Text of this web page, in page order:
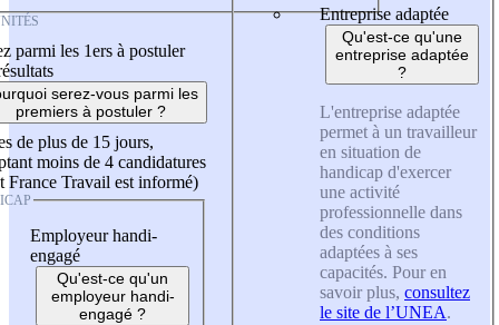
parmi les 1ers à postuler
serez-vous parmi les
premiers à postuler ?
de plus de 15 jours,
moins de 4 candidatures
France Travail est informé)
Employeur handi-
engagé
Qu'est-ce qu'un
employeur handi-
engagé ?
Entreprise adaptée
Qu'est-ce qu'une
entreprise adaptée
?
L'entreprise adaptée
permet à un travailleur
en situation de
handicap d'exercer
une activité
professionnelle dans
des conditions
adaptées à ses
capacités. Pour en
savoir plus, consultez
le site de l’UNEA.